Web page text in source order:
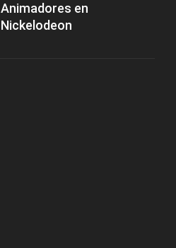
Animadores en
Nickelodeon